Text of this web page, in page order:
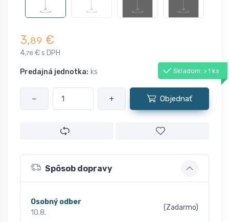
3,89 €
4,78 € s DPH
Predajná jednotka: ks Skladom: > 1 ks
− + Objednať
Spôsob dopravy
Osobný odber
10.8.
(Zadarmo)